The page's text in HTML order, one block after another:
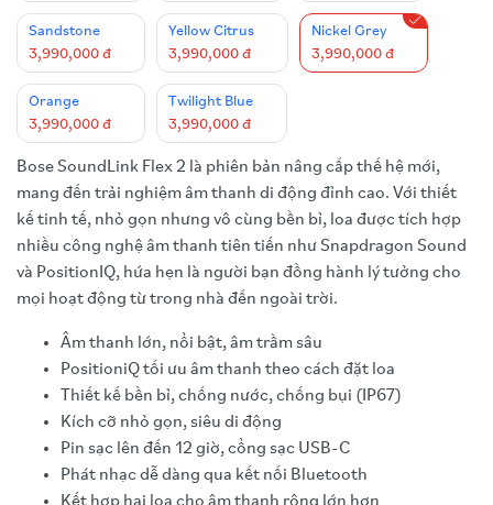
Sandstone
3,990,000 đ
Yellow Citrus
3,990,000 đ
Nickel Grey
3,990,000 đ
Orange
3,990,000 đ
Twilight Blue
3,990,000 đ
Bose SoundLink Flex 2 là phiên bản nâng cấp thế hệ mới,
mang đến trải nghiệm âm thanh di động đỉnh cao. Với thiết
kế tinh tế, nhỏ gọn nhưng vô cùng bền bỉ, loa được tích hợp
nhiều công nghệ âm thanh tiên tiến như Snapdragon Sound
và PositionIQ, hứa hẹn là người bạn đồng hành lý tưởng cho
mọi hoạt động từ trong nhà đến ngoài trời.
Âm thanh lớn, nổi bật, âm trầm sâu
PositioniQ tối ưu âm thanh theo cách đặt loa
Thiết kế bền bỉ, chống nước, chống bụi (IP67)
Kích cỡ nhỏ gọn, siêu di động
Pin sạc lên đến 12 giờ, cổng sạc USB-C
Phát nhạc dễ dàng qua kết nối Bluetooth